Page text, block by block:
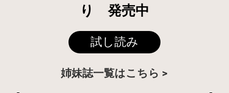
り 発売中
試し読み
姉妹誌一覧はこちら